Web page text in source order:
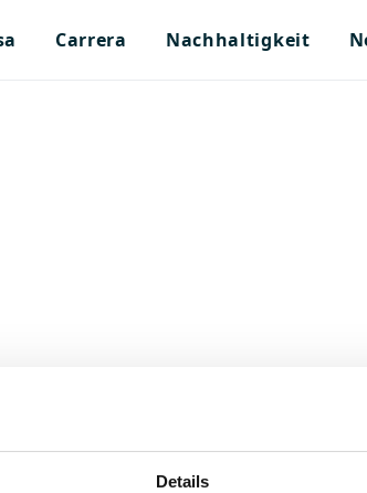
Details
Carrera Nachhaltigkeit